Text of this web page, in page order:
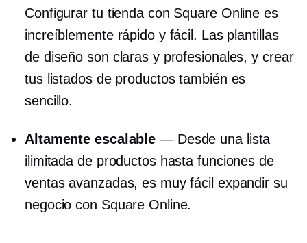
Configurar tu tienda con Square Online es
increíblemente rápido y fácil. Las plantillas
de diseño son claras y profesionales, y crear
tus listados de productos también es
sencillo.
Altamente escalable — Desde una lista
ilimitada de productos hasta funciones de
ventas avanzadas, es muy fácil expandir su
negocio con Square Online.